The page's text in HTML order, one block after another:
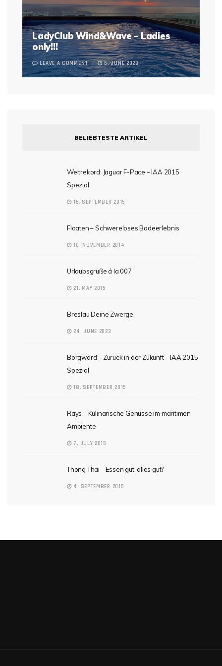
LadyClub Wind&Wave – Ladies
only!!!
LEAVE A COMMENT 6. JUNE 2023
BELIEBTESTE ARTIKEL
Weltrekord: Jaguar F-Pace – IAA 2015
Spezial
15. SEPTEMBER 2015
Floaten – Schwereloses Badeerlebnis
10. NOVEMBER 2014
Urlaubsgrüße á la 007
21. MAY 2015
Breslau Deine Zwerge
24. JUNE 2023
Borgward – Zurück in der Zukunft – IAA 2015
Spezial
18. SEPTEMBER 2015
Rays – Kulinarische Genüsse im maritimen
Ambiente
7. JULY 2015
Thong Thai – Essen gut, alles gut?
4. SEPTEMBER 2015